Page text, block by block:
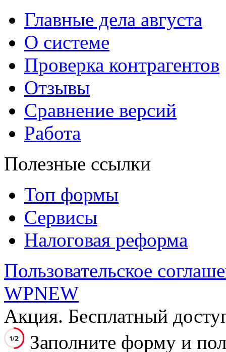
Главные дела августа
О системе
Проверка контрагентов
Отзывы
Сравнение версий
Работа
Полезные ссылки
Топ формы
Сервисы
Налоговая реформа
Пользовательское
WPNEW
Акция. Бесплатный
Заполните форму и